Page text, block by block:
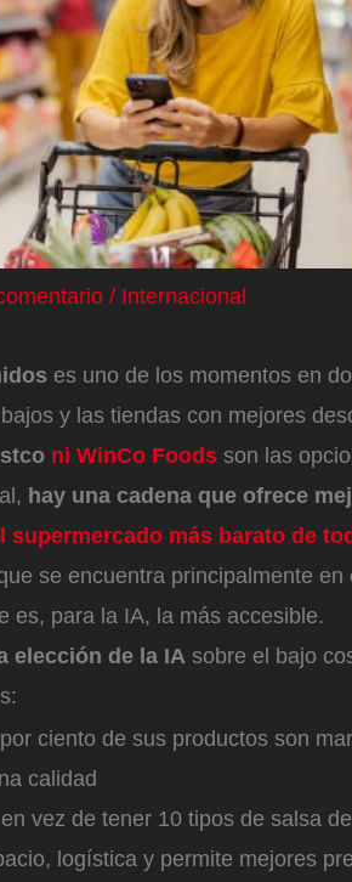
/ Internacional
es uno de los momentos en
y las tiendas con mejores
ni WinCo Foods son las
hay una cadena que ofrece
supermercado más barato de
se encuentra principalmente en
es, para la IA, la más accesible.
elección de la IA sobre el bajo
ciento de sus productos son
calidad
vez de tener 10 tipos de salsa
logística y permite mejores